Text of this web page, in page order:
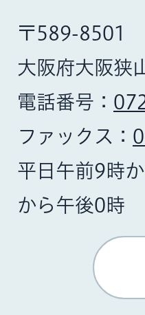
〒589-8501
大阪府大阪狭
電話番号：
ファックス：
平日午前9時
から午後0時